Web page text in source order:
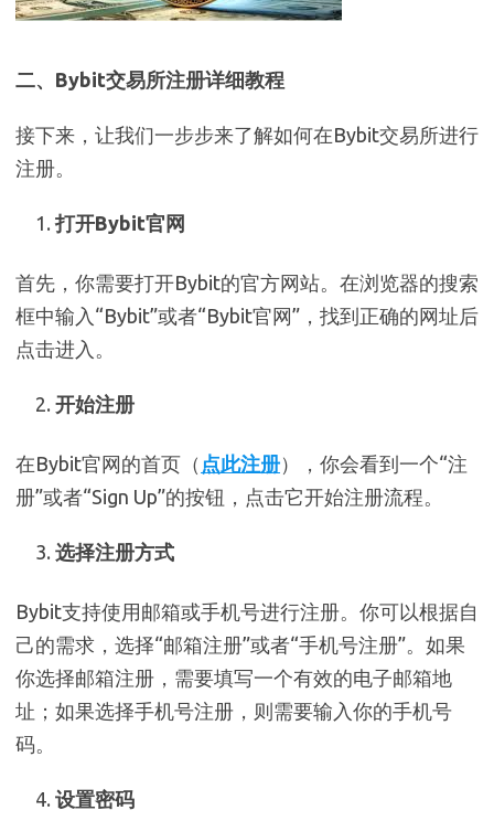
二、Bybit交易所注册详细教程
接下来，让我们一步步来了解如何在Bybit交易所进行
注册。
打开Bybit官网
首先，你需要打开Bybit的官方网站。在浏览器的搜索
框中输入“Bybit”或者“Bybit官网”，找到正确的网址后
点击进入。
开始注册
在Bybit官网的首页（ 点此注册），你会看到一个“注
册”或者“Sign Up”的按钮，点击它开始注册流程。
选择注册方式
Bybit支持使用邮箱或手机号进行注册。你可以根据自
己的需求，选择“邮箱注册”或者“手机号注册”。如果
你选择邮箱注册，需要填写一个有效的电子邮箱地
址；如果选择手机号注册，则需要输入你的手机号
码。
设置密码